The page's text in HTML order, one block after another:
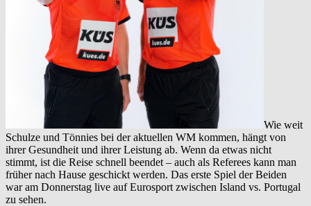
Wie weit
Schulze und Tönnies bei der aktuellen WM kommen, hängt von
ihrer Gesundheit und ihrer Leistung ab. Wenn da etwas nicht
stimmt, ist die Reise schnell beendet – auch als Referees kann man
früher nach Hause geschickt werden. Das erste Spiel der Beiden
war am Donnerstag live auf Eurosport zwischen Island vs. Portugal
zu sehen.